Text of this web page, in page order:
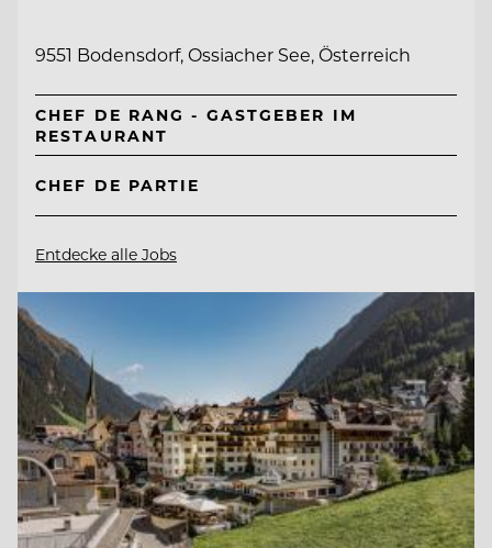
9551 Bodensdorf, Ossiacher See, Österreich
CHEF DE RANG - GASTGEBER IM
RESTAURANT
CHEF DE PARTIE
Entdecke alle Jobs